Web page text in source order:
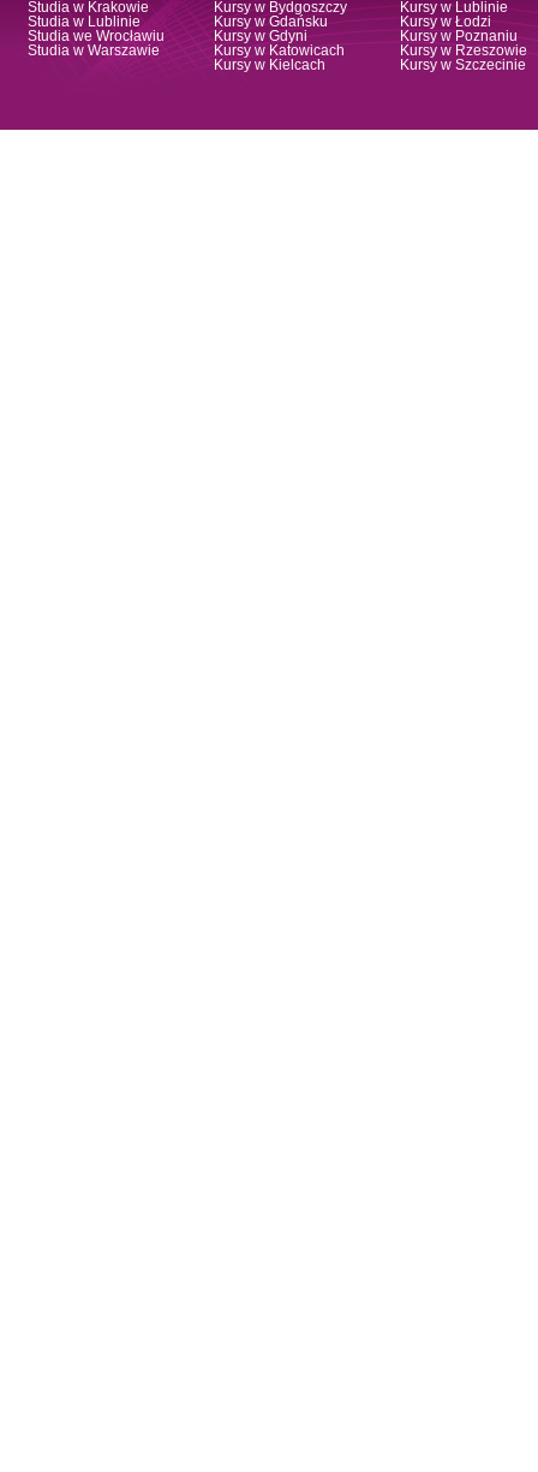
Studia w Krakowie
Studia w Lublinie
Studia we Wrocławiu
Studia w Warszawie
Kursy w Bydgoszczy
Kursy w Gdańsku
Kursy w Gdyni
Kursy w Katowicach
Kursy w Kielcach
Kursy w Lublinie
Kursy w Łodzi
Kursy w Poznaniu
Kursy w Rzeszowie
Kursy w Szczecinie